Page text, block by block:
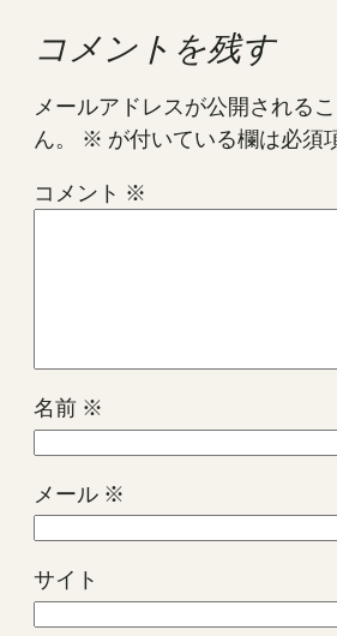
コメントを残す
メールアドレスが公開される
ん。
※ が付いている欄は必須
コメント ※
名前 ※
メール ※
サイト